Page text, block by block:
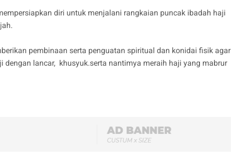
diri untuk menjalani rangkaian puncak ibadah haji
pembinaan serta penguatan spiritual dan konidai fisik agar
dengan lancar, khusyuk.serta nantimya meraih haji yang mabrur